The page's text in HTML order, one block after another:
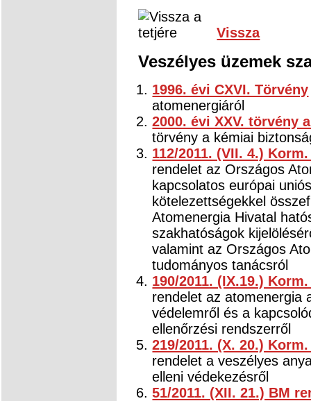
Vissza
Veszélyes üzemek
1996. évi CXVI. Törvény
atomenergiáról
2000. évi XXV. törvény
törvény a kémiai
112/2011. (VII. 4.)
rendelet az Országos
kapcsolatos európai
kötelezettségekkel
Atomenergia Hivatal
szakhatóságok
valamint az Országos
tudományos tanácsról
190/2011. (IX.19.)
rendelet az atomenergia
védelemről és a
ellenőrzési rendszerről
219/2011. (X. 20.)
rendelet a veszélyes
elleni védekezésről
51/2011. (XII. 21.) BM